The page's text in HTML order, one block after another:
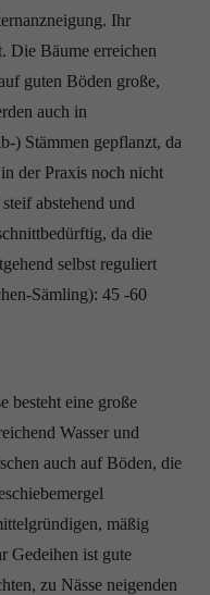
Ihr
Die Bäume erreichen
guten Böden große,
auch in
) Stämmen gepflanzt, da
der Praxis noch nicht
abstehend und
da die
selbst reguliert
Sämling): 45 -60
besteht eine große
Wasser und
auch auf Böden, die
mäßig
Gedeihen ist gute
zu Nässe neigenden